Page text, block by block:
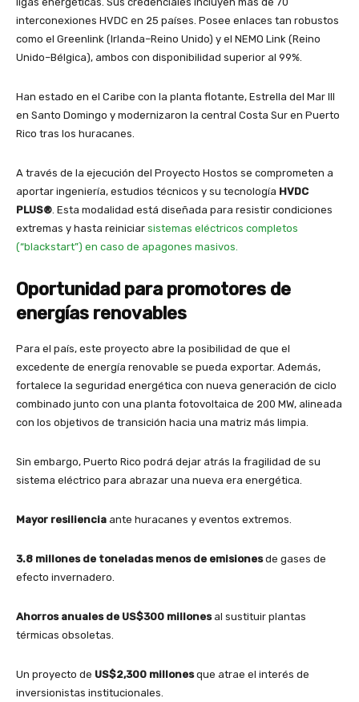
interconexiones HVDC en 25 países. Posee enlaces tan robustos
como el Greenlink (Irlanda–Reino Unido) y el NEMO Link (Reino
Unido–Bélgica), ambos con disponibilidad superior al 99%.
Han estado en el Caribe con la planta flotante, Estrella del Mar III
en Santo Domingo y modernizaron la central Costa Sur en Puerto
Rico tras los huracanes.
A través de la ejecución del Proyecto Hostos se comprometen a
aportar ingeniería, estudios técnicos y su tecnología HVDC
PLUS® . Esta modalidad está diseñada para resistir condiciones
extremas y hasta reiniciar sistemas eléctricos completos
(“blackstart”) en caso de apagones masivos.
Oportunidad para promotores de
energías renovables
Para el país, este proyecto abre la posibilidad de que el
excedente de energía renovable se pueda exportar. Además,
fortalece la seguridad energética con nueva generación de ciclo
combinado junto con una planta fotovoltaica de 200 MW, alineada
con los objetivos de transición hacia una matriz más limpia.
Sin embargo, Puerto Rico podrá dejar atrás la fragilidad de su
sistema eléctrico para abrazar una nueva era energética.
Mayor resiliencia ante huracanes y eventos extremos.
3.8 millones de toneladas menos de emisionesde gases de
efecto invernadero.
Ahorros anuales de US$300 millonesal sustituir plantas
térmicas obsoletas.
Un proyecto de US$2,300 millonesque atrae el interés de
inversionistas institucionales.